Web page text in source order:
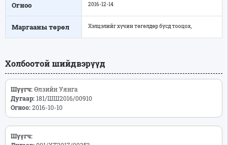
Огноо 2016-12-14
Маргааны төрөл Хэлцэлийг хүчин төгөлдөр бусд тооцох,
Холбоотой шийдвэрүүд
Шүүгч:Өлзийн Уянга
Дугаар:181/ШШ2016/00910
Огноо:2016-10-10
Шүүгч: